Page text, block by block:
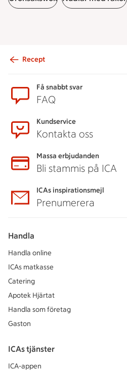
Recept
Få snabbt svar
FAQ
Kundservice
Kontakta oss
Massa erbjudanden
Bli stammis på ICA
ICAs inspirationsmejl
Prenumerera
Handla
Handla online
ICAs matkasse
Catering
Apotek Hjärtat
Handla som företag
Gaston
ICAs tjänster
ICA-appen